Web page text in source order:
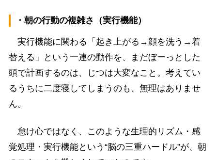
・朝の行動の複雑さ（実行機能）
実行機能に関わる「起き上がる→顔を洗う→着
替える」という一連の動作を、まだぼーっとした
頭で計画するのは、じつは大変なこと。考えてい
るうちに二度寝してしまうのも、無理はありませ
ん。
怠け心ではなく、このような生理的リズム・感
覚処理・実行機能という“脳の三重ハードル”が、朝